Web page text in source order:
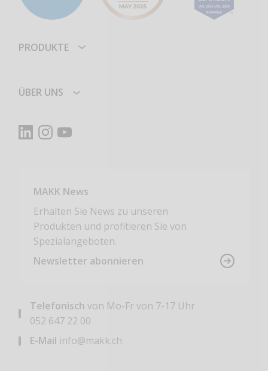
PRODUKTE
ÜBER UNS
MAKK News
Erhalten Sie News zu unseren
Produkten und profitieren Sie von
Spezialangeboten.
Newsletter abonnieren
Telefonisch von Mo-Fr von 7-17 Uhr
052 647 22 00
E-Mail info@makk.ch